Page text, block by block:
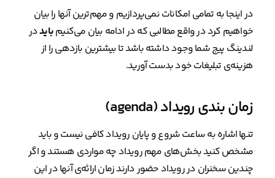
در اینجا به تمامی امکانات نمی‌پردازیم و مهم‌ترین آنها را بیان
خواهیم کرد در واقع مطالبی که در ادامه بیان می‌کنیمبایددر
لندینگ پیج شما وجود داشته باشد تا بیشترین بازدهی را از
هزینه‌ی تبلیغات خود بدست آورید.
زمان بندی رویداد (agenda)
تنها اشاره به ساعت شروع و پایان رویداد کافی نیست و باید
مشخص کنید بخش‌های مهم رویداد چه مواردی هستند و اگر
چندین سخنران در رویداد حضور دارند زمان ارائه‌ی آنها در این